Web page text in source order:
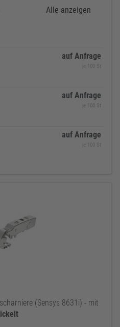
Alle anzeigen
auf Anfrage
je 100 St
auf Anfrage
je 100 St
auf Anfrage
je 100 St
(Sensys 8631i) - mit